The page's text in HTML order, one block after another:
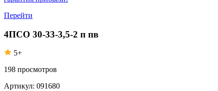
Перейти
4ПСО 30-33-3,5-2 п пв
5+
198 просмотров
Артикул: 091680